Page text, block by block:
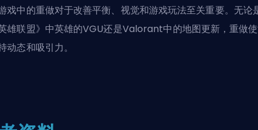
戏中的重做对于改善平衡、视觉和游戏玩法至关重要。无论
雄联盟》中英雄的VGU还是Valorant中的地图更新，重做
动态和吸引力。